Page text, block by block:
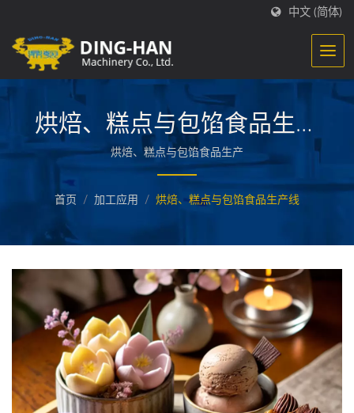
中文 (简体)
烘焙、糕点与包馅食品生产
线
烘焙、糕点与包馅食品生产
首页 / 加工应用 / 烘焙、糕点与包馅食品生产线